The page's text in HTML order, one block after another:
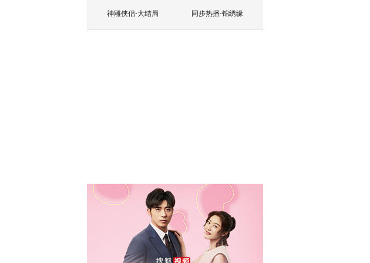
神雕侠侣-大结局 同步热播-锦绣缘